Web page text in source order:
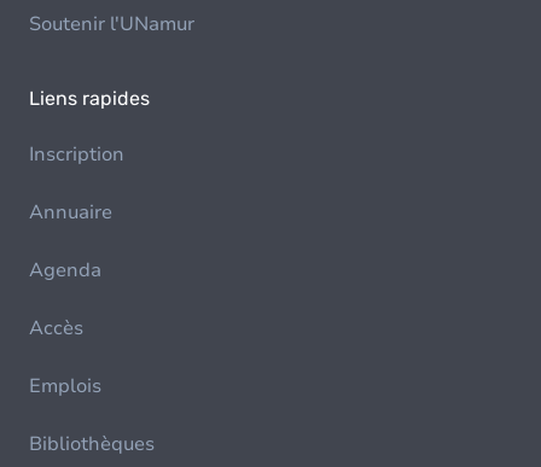
Soutenir l'UNamur
Liens rapides
Inscription
Annuaire
Agenda
Accès
Emplois
Bibliothèques